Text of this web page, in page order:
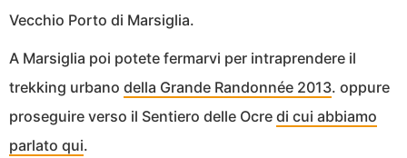
Vecchio Porto di Marsiglia.
A Marsiglia poi potete fermarvi per intraprendere il
trekking urbano della Grande Randonnée 2013. oppure
proseguire verso il Sentiero delle Ocre di cui abbiamo
parlato qui.